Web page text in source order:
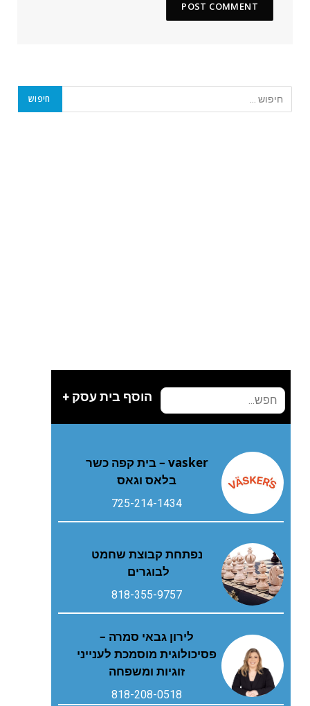
הוסף בית עסק +
vasker – בית קפה כשר
בלאס וגאס
725-214-1434
נפתחת קבוצת שחמט
לבוגרים
818-355-9757
לירון גבאי סמרה –
פסיכולוגית מוסמכת לענייני
זוגיות ומשפחה
818-208-0518